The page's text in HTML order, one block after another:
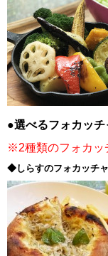
●選べるフォカッ
※2種類のフォカッ
◆しらすのフォカッチャ